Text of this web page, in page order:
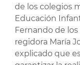
de los colegios
Educación
Fernando de los
regidora María
explicado que